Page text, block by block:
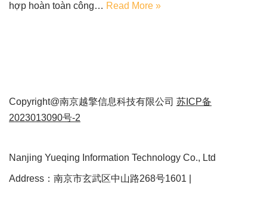
hợp hoàn toàn công… Read More »
Copyright@南京越擎信息科技有限公司 苏ICP备
2023013090号-2
Nanjing Yueqing Information Technology Co., Ltd
Address：南京市玄武区中山路268号1601 |